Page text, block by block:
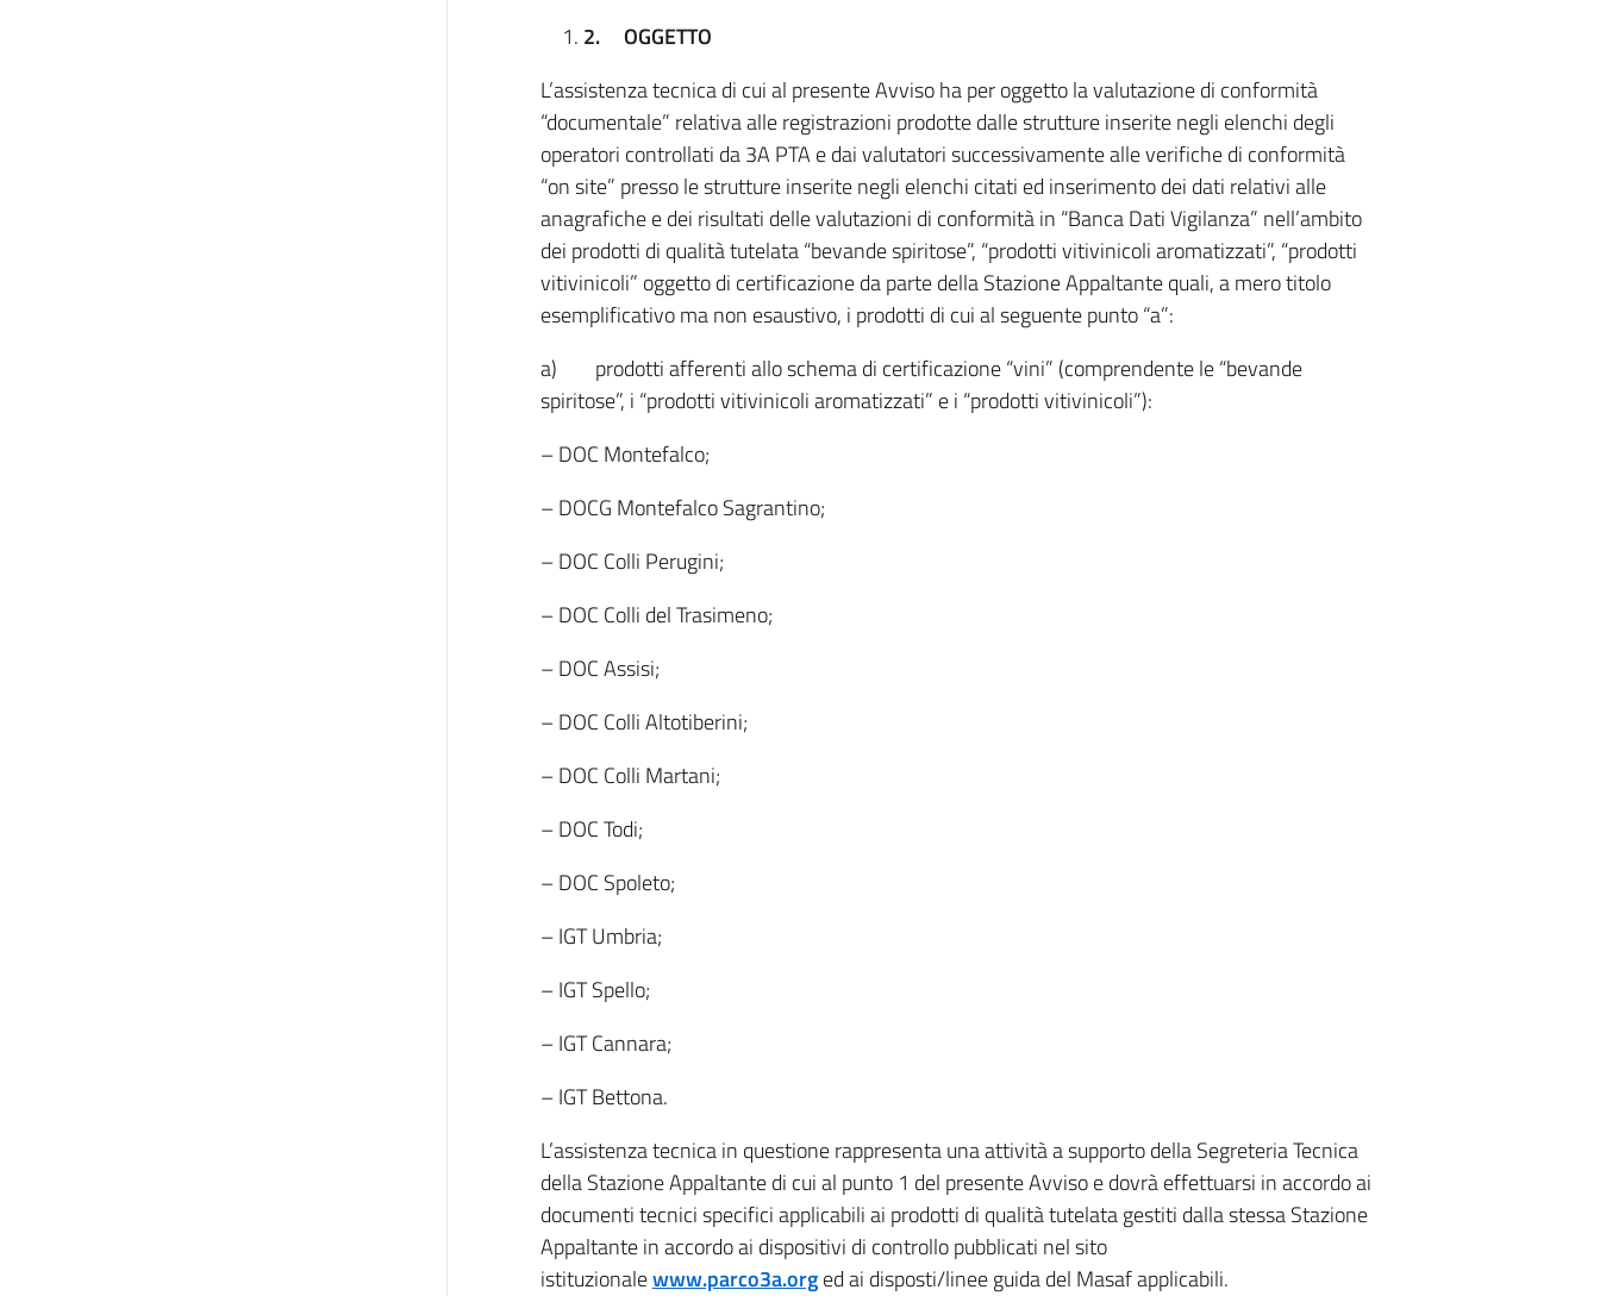
2. OGGETTO
L’assistenza tecnica di cui al presente Avviso ha per oggetto la valutazione di conformità
“documentale” relativa alle registrazioni prodotte dalle strutture inserite negli elenchi degli
operatori controllati da 3A PTA e dai valutatori successivamente alle verifiche di conformità
“on site” presso le strutture inserite negli elenchi citati ed inserimento dei dati relativi alle
anagrafiche e dei risultati delle valutazioni di conformità in “Banca Dati Vigilanza” nell’ambito
dei prodotti di qualità tutelata “bevande spiritose”, “prodotti vitivinicoli aromatizzati”, “prodotti
vitivinicoli” oggetto di certificazione da parte della Stazione Appaltante quali, a mero titolo
esemplificativo ma non esaustivo, i prodotti di cui al seguente punto “a”:
a) prodotti afferenti allo schema di certificazione “vini” (comprendente le “bevande
spiritose”, i “prodotti vitivinicoli aromatizzati” e i “prodotti vitivinicoli”):
– DOC Montefalco;
– DOCG Montefalco Sagrantino;
– DOC Colli Perugini;
– DOC Colli del Trasimeno;
– DOC Assisi;
– DOC Colli Altotiberini;
– DOC Colli Martani;
– DOC Todi;
– DOC Spoleto;
– IGT Umbria;
– IGT Spello;
– IGT Cannara;
– IGT Bettona.
L’assistenza tecnica in questione rappresenta una attività a supporto della Segreteria Tecnica
della Stazione Appaltante di cui al punto 1 del presente Avviso e dovrà effettuarsi in accordo ai
documenti tecnici specifici applicabili ai prodotti di qualità tutelata gestiti dalla stessa Stazione
Appaltante in accordo ai dispositivi di controllo pubblicati nel sito
istituzionalewww.parco3a.orged ai disposti/linee guida del Masaf applicabili.